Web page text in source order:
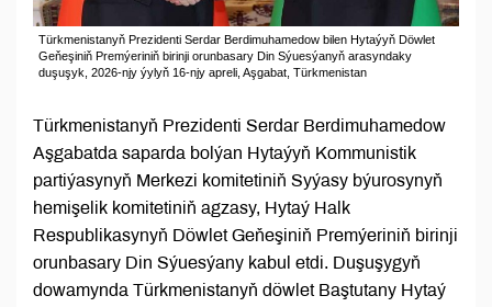
Türkmenistanyň Prezidenti Serdar Berdimuhamedow bilen Hytaýyň Döwlet
Geňeşiniň Premýeriniň birinji orunbasary Din Sýuesýanyň arasyndaky
duşuşyk, 2026-njy ýylyň 16-njy apreli, Aşgabat, Türkmenistan
Türkmenistanyň Prezidenti Serdar Berdimuhamedow
Aşgabatda saparda bolýan Hytaýyň Kommunistik
partiýasynyň Merkezi komitetiniň Syýasy býurosynyň
hemişelik komitetiniň agzasy, Hytaý Halk
Respublikasynyň Döwlet Geňeşiniň Premýeriniň birinji
orunbasary Din Sýuesýany kabul etdi. Duşuşygyň
dowamynda Türkmenistanyň döwlet Baştutany Hytaý